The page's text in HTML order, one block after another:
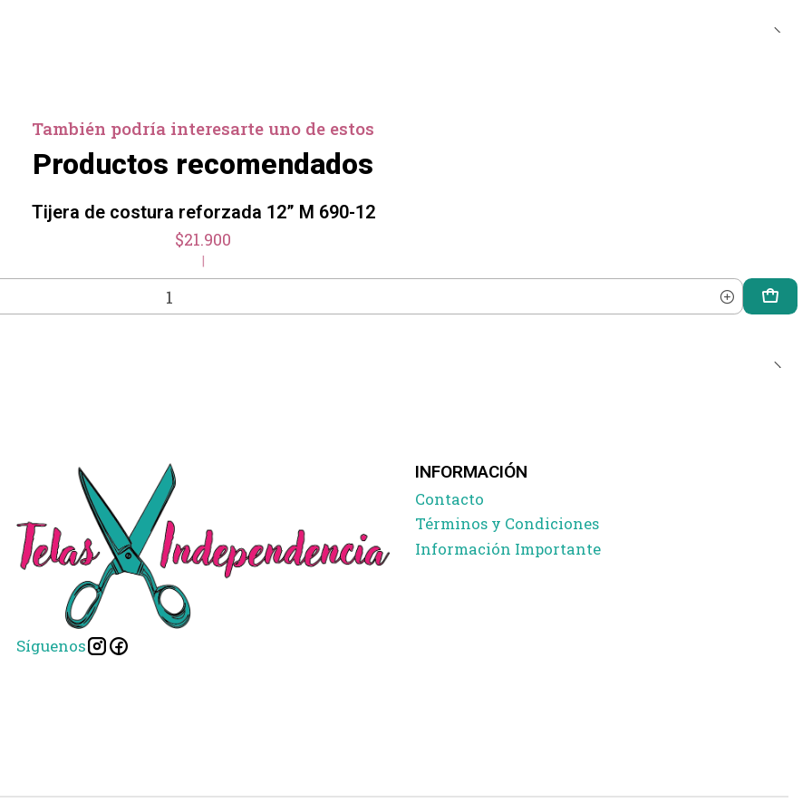
También podría interesarte uno de estos
Productos recomendados
Tijera de costura reforzada 12” M 690-12
$21.900
|
Síguenos
INFORMACIÓN
Contacto
Términos y Condiciones
Información Importante